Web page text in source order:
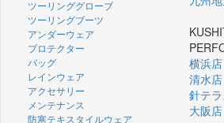
ツーリンググローブ
ツーリングブーツ
アンダーウェア
プロテクター
バッグ
レインウェア
アクセサリー
メンテナンス
防寒テキスタイルウェア
横浜店
清水店
針テ
大阪店